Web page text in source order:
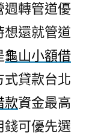
週轉管道優
想還就管道
龜山小額借
式貸款台北
款資金最高
錢可優先選